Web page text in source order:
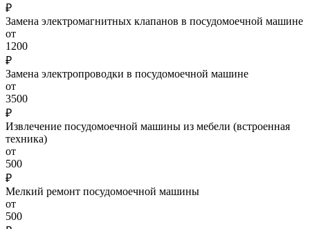
₽
Замена электромагнитных клапанов в посудомоечной машине
от
1200
₽
Замена электропроводки в посудомоечной машине
от
3500
₽
Извлечение посудомоечной машины из мебели (встроенная
техника)
от
500
₽
Мелкий ремонт посудомоечной машины
от
500